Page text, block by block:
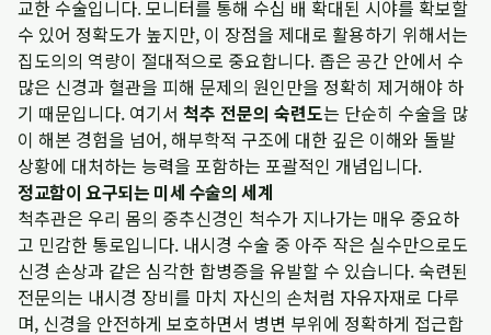
교한 수술입니다. 모니터를 통해 수십 배 확대된 시야를 확보할
수 있어 정확도가 높지만, 이 장점을 제대로 활용하기 위해서는
집도의의 역량이 절대적으로 중요합니다. 좁은 공간 안에서 수
많은 신경과 혈관을 피해 문제의 원인만을 정확히 제거해야 하
기 때문입니다. 여기서 척추 전문의 숙련도는 단순히 수술을 많
이 해본 경험을 넘어, 해부학적 구조에 대한 깊은 이해와 돌발
상황에 대처하는 능력을 포함하는 포괄적인 개념입니다.
정교함이 요구되는 미세 수술의 세계
척추관은 우리 몸의 중추신경인 척수가 지나가는 매우 중요하
고 민감한 통로입니다. 내시경 수술 중 아주 작은 실수만으로도
신경 손상과 같은 심각한 합병증을 유발할 수 있습니다. 숙련된
전문의는 내시경 장비를 마치 자신의 손처럼 자유자재로 다루
며, 신경을 안전하게 보호하면서 병변 부위에 정확하게 접근합